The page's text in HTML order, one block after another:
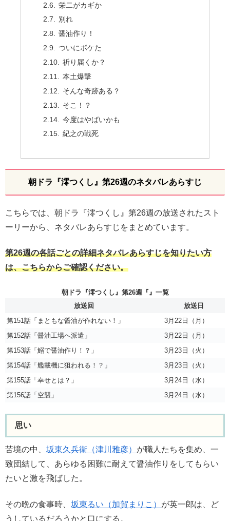
栄二がカギか
別れ
醤油作り！
ついにボケた
祈り届くか？
本土爆撃
そんな奇跡ある？
そこ！？
今度はやばいかも
紀之の戦死
朝ドラ『澪つくし』第26週のネタバレあらすじ
こちらでは、朝ドラ『澪つくし』第26週の放送されたスト
ーリーから、ネタバレあらすじをまとめています。
第26週の各話ごとの詳細ネタバレあらすじを知りたい方
は、こちらからご確認ください。
朝ドラ『澪つくし』第26週『』一覧
放送回
放送日
第151話「まともな醤油が作れない！」
3月22日（月）
第152話「醤油工場へ派遣」
3月22日（月）
第153話「鰯で醤油作り！？」
3月23日（火）
第154話「艦載機に狙われる！？」
3月23日（火）
第155話「幸せとは？」
3月24日（水）
第156話「空襲」
3月24日（水）
思い
苦境の中、 坂東久兵衛（津川雅彦） が職人たちを集め、一
致団結して、あらゆる困難に耐えて醤油作りをしてもらい
たいと激を飛ばした。
その晩の食事時、 坂東るい（加賀まりこ） が英一郎は、ど
うしているだろうかと口にする。